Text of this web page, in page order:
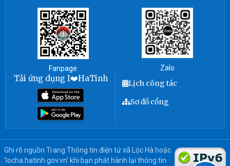
Fanpage Zalo
Tải ứng dụng I❤️HaTinh
Lịch công tác
Sơ đồ cổng
Ghi rõ nguồn Trang Thông tin điện tử xã Lộc Hà hoặc
'locha.hatinh.gov.vn' khi bạn phát hành lại thông tin